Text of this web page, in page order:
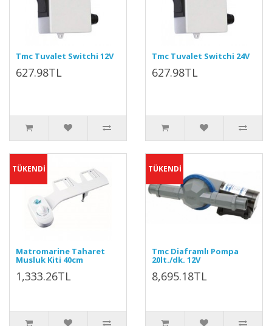
Tmc Tuvalet Switchi 12V
627.98TL
Tmc Tuvalet Switchi 24V
627.98TL
TÜKENDİ
Matromarine Taharet
Musluk Kiti 40cm
1,333.26TL
TÜKENDİ
Tmc Diaframlı Pompa
20lt./dk. 12V
8,695.18TL